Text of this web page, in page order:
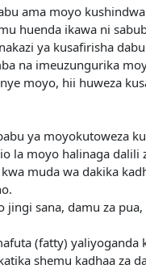
ama moyo
huenda ikawa ni
ya kusafirisha
na imeuzungurika
moyo, hii huweza
ya moyokutoweza
moyo halinaga dalili
muda wa dakika
sana, damu za
(fatty)
shemu kadhaa za